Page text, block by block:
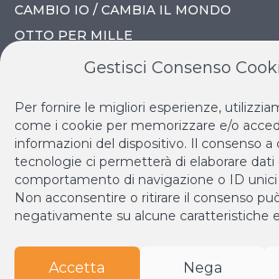
CAMBIO IO / CAMBIA IL MONDO
OTTO PER MILLE
IL VOLO CONTINUO
LA BIBLIOTECA DI NICHIREN
ESPERIA
Gestisci Consenso
Per fornire le migliori esperienze,
come i cookie per memorizzare e/o
informazioni del dispositivo. Il consenso a
tecnologie ci permetterà di elaborare dati
comportamento di navigazione o ID
Non acconsentire o ritirare il consenso
negativamente su alcune caratteristiche
Accetta Nega